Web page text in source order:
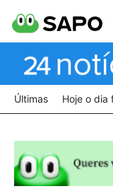
Últimas Hoje o dia